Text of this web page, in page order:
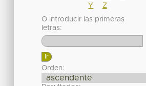
Y
Z
O introducir las primeras
letras:
Orden: